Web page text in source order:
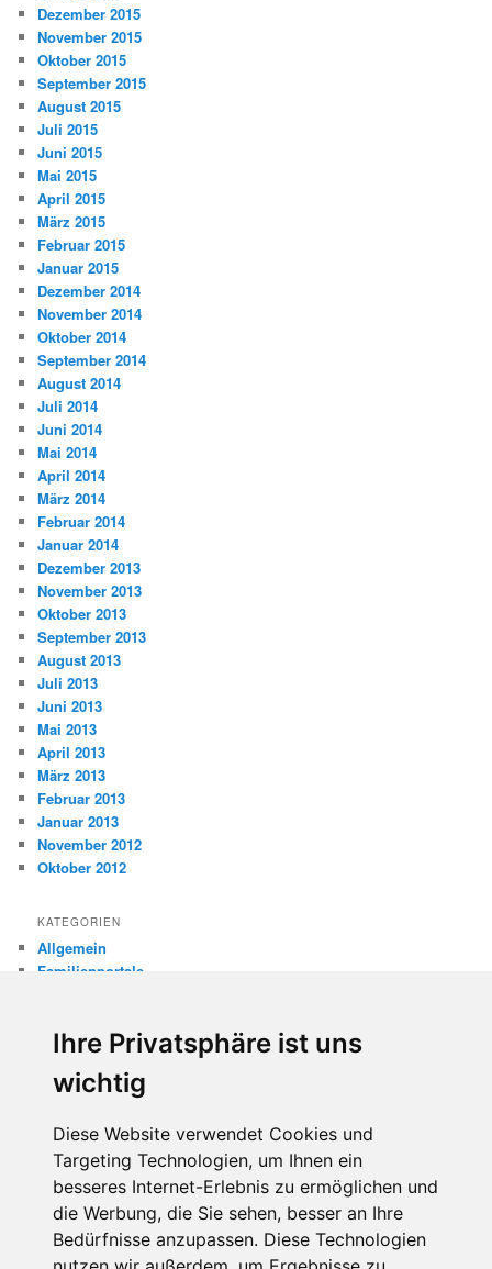
Ihre Privatsphäre ist uns
wichtig
Diese Website verwendet Cookies und
Targeting Technologien, um Ihnen ein
besseres Internet-Erlebnis zu ermöglichen und
die Werbung, die Sie sehen, besser an Ihre
Bedürfnisse anzupassen. Diese Technologien
Dezember 2015
November 2015
Oktober 2015
September 2015
August 2015
Juli 2015
Juni 2015
Mai 2015
April 2015
März 2015
Februar 2015
Januar 2015
Dezember 2014
November 2014
Oktober 2014
September 2014
August 2014
Juli 2014
Juni 2014
Mai 2014
April 2014
März 2014
Februar 2014
Januar 2014
Dezember 2013
November 2013
Oktober 2013
September 2013
August 2013
Juli 2013
Juni 2013
Mai 2013
April 2013
März 2013
Februar 2013
Januar 2013
November 2012
Oktober 2012
KATEGORIEN
Allgemein
Familienportale
Internetsicherheit
Missbrauch
META
Anmelden
Eintrags-Feed
Kommentar-Feed
WordPress.org